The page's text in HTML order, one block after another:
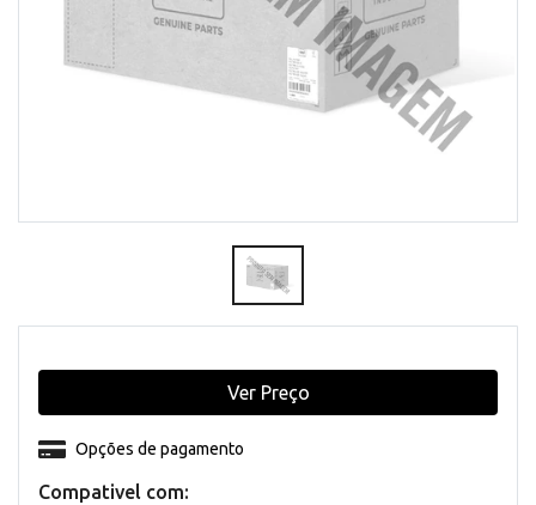
Compativel com:
Opções de pagamento
Ver Preço